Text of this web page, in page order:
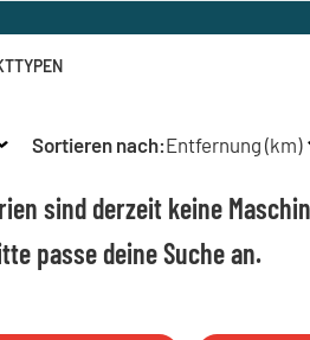
Sortieren nach:Entfernung (km)
sind derzeit keine
passe deine Suche an.